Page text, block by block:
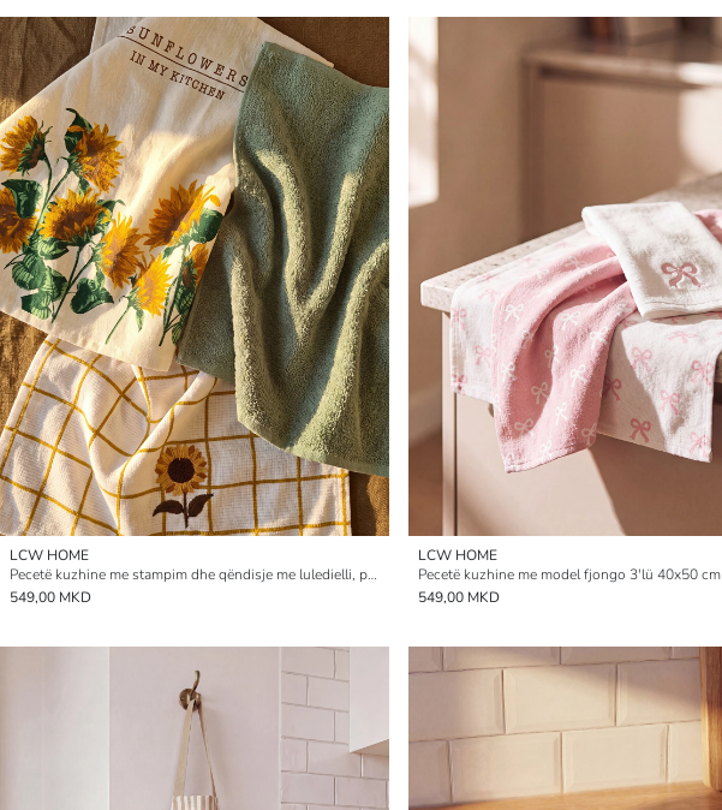
LCW HOME
Pecetë kuzhine me stampim dhe qëndisje me luledielli, paketim treshe
549,00 MKD
LCW HOME
Pecetë kuzhine me model fjongo 3'lü 40x50 cm
549,00 MKD